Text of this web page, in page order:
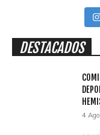
DESTACADOS
4